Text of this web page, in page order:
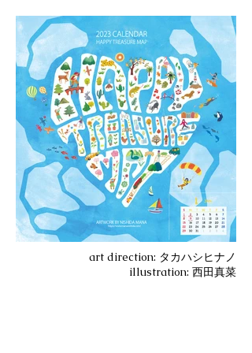
art direction: タカハシヒナノ
illustration:​ 西田真菜